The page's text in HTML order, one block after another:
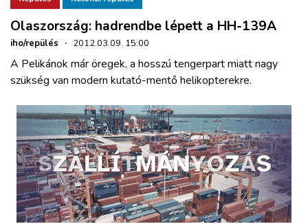
Olaszország: hadrendbe lépett a HH-139A
iho/repülés · 2012.03.09. 15:00
A Pelikánok már öregek, a hosszú tengerpart miatt nagy
szükség van modern kutató-mentő helikopterekre.